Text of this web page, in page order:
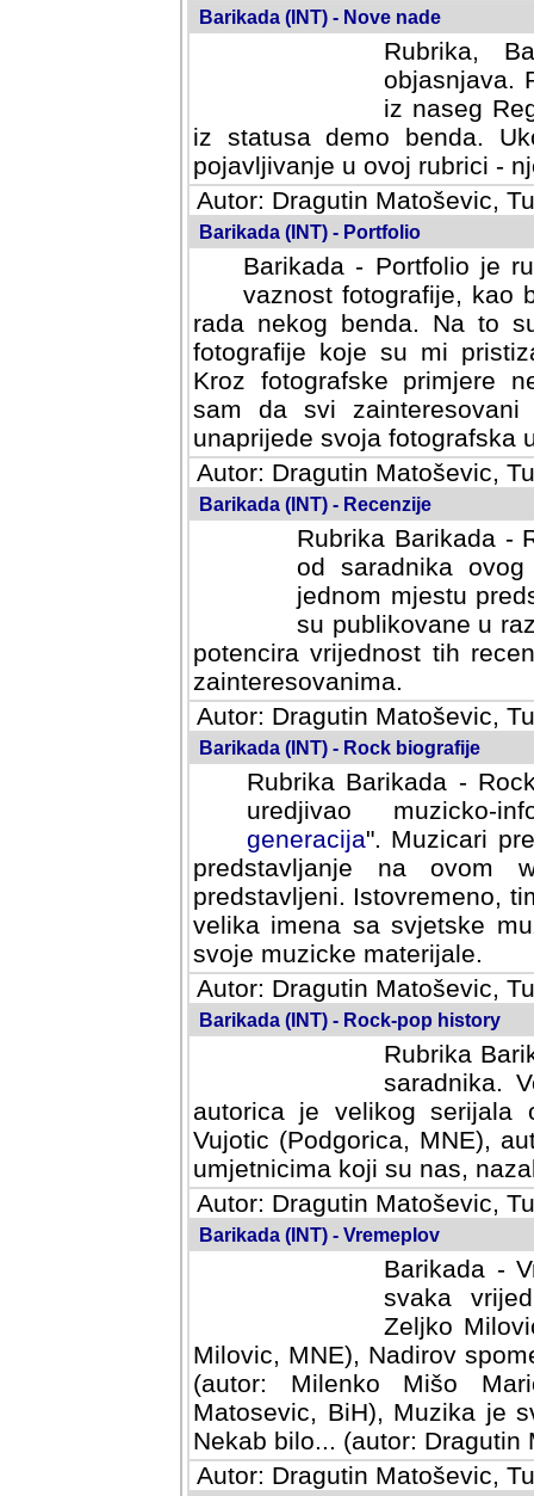
Barikada (INT) - Nove nade
Rubrika,
objasnjava.
iz naseg
iz statusa demo benda.
pojavljivanje u ovoj rubrici -
Autor: Dragutin Matoševic,
Barikada (INT) - Portfolio
Barikada - Portfolio je
vaznost fotografije, kao
rada nekog benda. Na to
fotografije koje su mi
fotografske primjere
svi zainteresovani
svoja fotografska umijeca.
Autor: Dragutin Matoševic,
Barikada (INT) - Recenzije
Rubrika Barikada -
od saradnika
jednom mjestu
su publikovane u
potencira vrijednost tih
zainteresovanima.
Autor: Dragutin Matoševic,
Barikada (INT) - Rock biografije
Rubrika Barikada -
uredjivao muzicko-
Muzicari predstavljeni u
na ovom web portalu
Istovremeno, tim nacinom
sa svjetske muzicke scene
materijale.
Autor: Dragutin Matoševic,
Barikada (INT) - Rock-pop history
Rubrika
saradnika.
autorica je velikog serijala
Vujotic (Podgorica, MNE),
umjetnicima koji su nas,
Autor: Dragutin Matoševic,
Barikada (INT) - Vremeplov
Barikada -
svaka
Milovic,
MNE), Nadirov spomenar
Milenko Mišo Maric, UK),
Muzika je svirala (autor:
(autor: Dragutin Matosevic,
Autor: Dragutin Matoševic,